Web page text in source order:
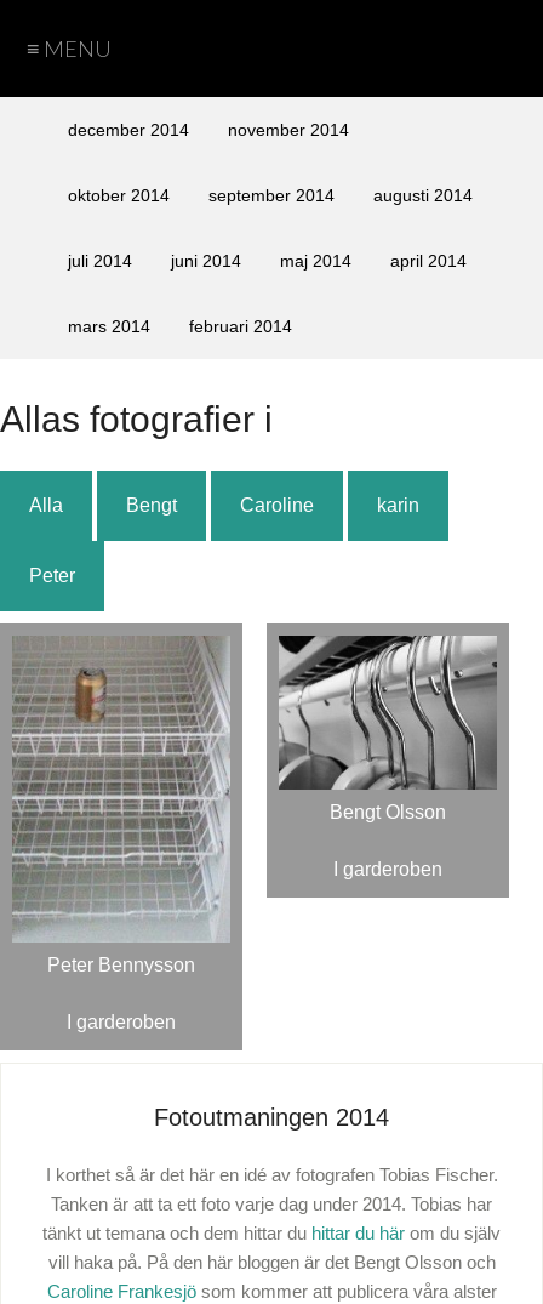
≡ MENU
sida
sida
Fotograf
Cookiedecember 2014 november 2014
oktober 2014 september 2014 augusti 2014
juli 2014 juni 2014 maj 2014 april 2014
mars 2014 februari 2014
Allas fotografier i
Alla Bengt Caroline karin
Peter
Peter Bennysson
I garderoben
Bengt Olsson
I garderoben
Fotoutmaningen 2014
I korthet så är det här en idé av fotografen Tobias Fischer.
Tanken är att ta ett foto varje dag under 2014. Tobias har
tänkt ut temana och dem hittar du hittar du här om du själv
vill haka på. På den här bloggen är det Bengt Olsson och
Caroline Frankesjösom kommer att publicera våra alster